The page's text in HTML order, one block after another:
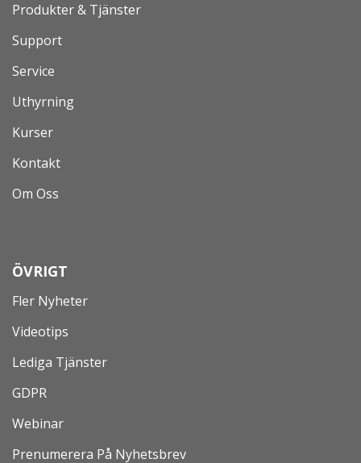
Produkter & Tjänster
Support
Service
Uthyrning
Kurser
Kontakt
Om Oss
ÖVRIGT
Fler Nyheter
Videotips
Lediga Tjänster
GDPR
Webinar
Prenumerera På Nyhetsbrev